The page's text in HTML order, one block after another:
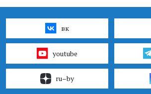
вк
youtube
ru–by